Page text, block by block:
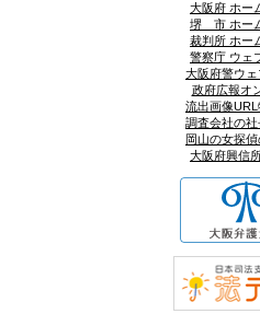
大阪府 ホー
堺 市 ホー
裁判所 ホー
警察庁 ウェ
大阪府警ウェ
政府広報オ
流出画像
調査会社の
岡山の女探
大阪府興信